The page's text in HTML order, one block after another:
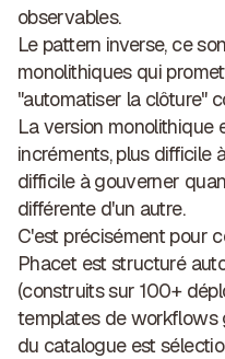
observables.
Le pattern inverse, ce
monolithiques qui
"automatiser la clôture"
La version monolithique
incréments, plus difficile
difficile à gouverner
différente d'un autre.
C'est précisément pour
Phacet est structuré
(construits sur 100+
templates de workflows
du catalogueest